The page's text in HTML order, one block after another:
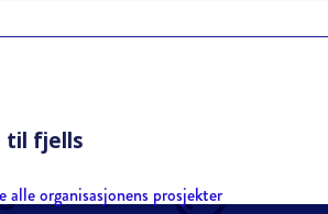
til fjells
alle organisasjonens prosjekter